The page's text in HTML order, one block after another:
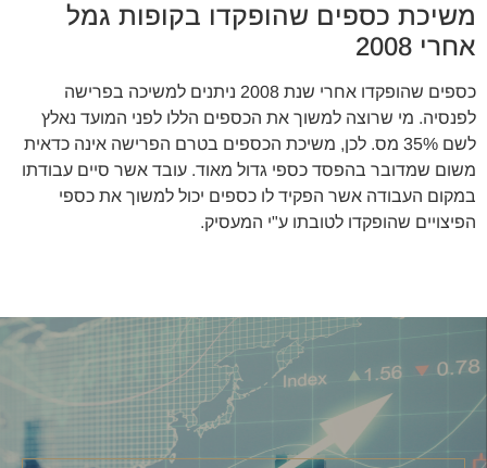
משיכת כספים שהופקדו בקופות גמל
אחרי 2008
כספים שהופקדו אחרי שנת 2008 ניתנים למשיכה בפרישה
לפנסיה. מי שרוצה למשוך את הכספים הללו לפני המועד נאלץ
לשם 35% מס. לכן, משיכת הכספים בטרם הפרישה אינה כדאית
משום שמדובר בהפסד כספי גדול מאוד. עובד אשר סיים עבודתו
במקום העבודה אשר הפקיד לו כספים יכול למשוך את כספי
הפיצויים שהופקדו לטובתו ע"י המעסיק.